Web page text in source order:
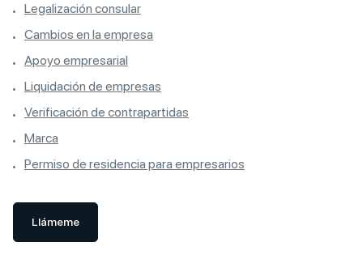
Legalización consular
Cambios en la empresa
Apoyo empresarial
Liquidación de empresas
Verificación de contrapartidas
Marca
Permiso de residencia para empresarios
Llámeme